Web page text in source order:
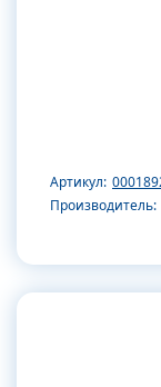
Артикул:
Производитель: